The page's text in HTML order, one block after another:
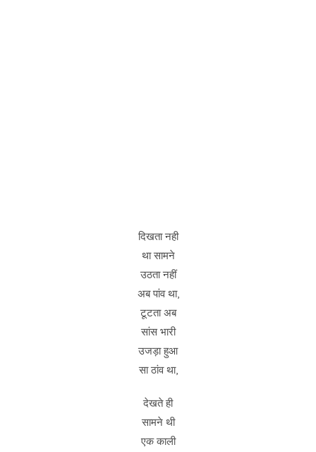
दिखता नही
था सामने
उठता नहीं
अब पांव था,
टूटता अब
सांस भारी
उजड़ा हुआ
सा ठांव था,
देखते ही
सामने थी
एक काली